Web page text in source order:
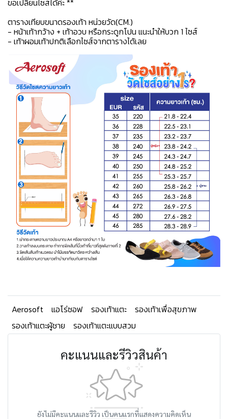
ขอเปลี่ยนไซส์ได้ค่ะ **
ตารางเทียบขนาดรองเท้า หน่วยวัด(CM.)
- หน้าเท้ากว้าง + เท้าอวบ หรือกระดูกโปน แนะนำให้บวก 1 ไซส์
- เท้าผอมเท้าปกติเลือกไซส์จากตารางได้เลย
Aerosoft แอโร่ซอฟ รองเท้าแตะ
รองเท้าเพื่อสุขภาพ
รองเท้าแตะผู้ชาย
รองเท้าแตะแบบสวม
คะแนนและรีวิวสินค้า
ยังไม่มีคะแนนและรีวิว เป็นคนแรกที่แสดงความคิดเห็น